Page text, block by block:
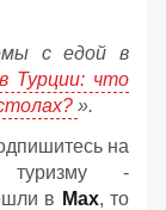
с едой в
Турции: что
».
на
-
в Мах, то